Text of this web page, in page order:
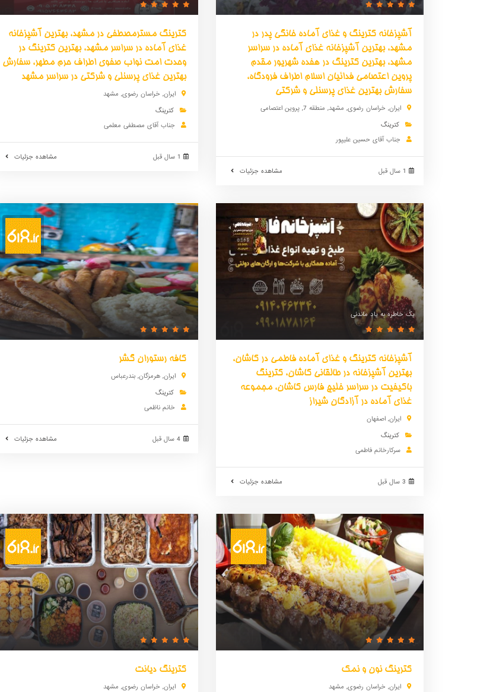
آشپزخانه کترینگ و غذای آماده خانگی پدر در
مشهد، بهترین آشپزخانه غذای آماده در سراسر
مشهد، بهترین کترینگ در هفده شهریور مقدم
پروین اعتصامی فدائیان اسلام اطراف فرودگاه،
سفارش بهترین غذای پرسنلی و شرکتی
ایران, خراسان رضوی, مشهد, منطقه 7, پروین اعتصامی
کترینگ
جناب آقای حسین علیپور
مشاهده جزئیات 1 سال قبل
کترینگ مسترمصطفی در مشهد، بهترین آشپزخانه
غذای آماده در سراسر مشهد، بهترین کترینگ در
وحدت امت نواب صفوی اطراف حرم مطهر، سفارش
بهترین غذای پرسنلی و شرکتی در سراسر مشهد
ایران, خراسان رضوی, مشهد
کترینگ
جناب آقای مصطفی معلمی
مشاهده جزئیات 1 سال قبل
یک خاطره به یاد ماندنی
آشپزخانه کترینگ و غذای آماده فاطمی در کاشان،
بهترین آشپزخانه در طالقانی کاشان، کترینگ
باکیفیت در سراسر خلیج فارس کاشان، مجموعه
غذای آماده در آزادگان شیراز
ایران, اصفهان
کترینگ
سرکارخانم فاطمی
مشاهده جزئیات 3 سال قبل
کافه رستوران گشر
ایران, هرمزگان, بندرعباس
کترینگ
خانم ناظمی
مشاهده جزئیات 4 سال قبل
کترینگ نون و نمک
ایران, خراسان رضوی, مشهد
کترینگ دیانت
ایران, خراسان رضوی, مشهد